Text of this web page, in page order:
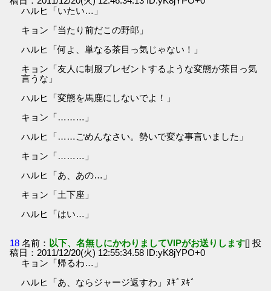
ハルヒ「いたい…」
キョン「当たり前だこの野郎」
ハルヒ「何よ、単なる茶目っ気じゃない！」
キョン「友人に制服プレゼントするような変態が茶目っ気
言うな」
ハルヒ「変態を馬鹿にしないでよ！」
キョン「………」
ハルヒ「……ごめんなさい。勢いで変な事言いました」
キョン「………」
ハルヒ「あ、あの…」
キョン「土下座」
ハルヒ「はい…」
18 名前： 以下、名無しにかわりましてVIPがお送りします[] 投
稿日：2011/12/20(火) 12:55:34.58 ID:yK8jYPO+0
キョン「帰るわ…」
ハルヒ「あ、ならジャージ返すわ」ﾇｷﾞﾇｷﾞ